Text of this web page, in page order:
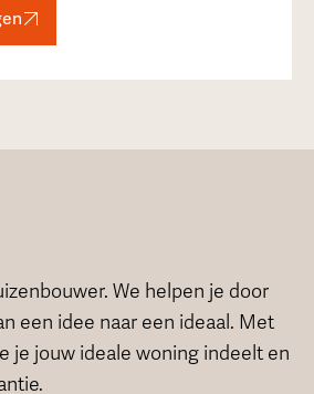
We helpen je door
een idee naar een ideaal. Met
je jouw ideale woning indeelt en